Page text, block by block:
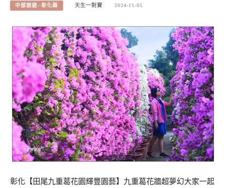
中部旅遊--彰化縣 天生一對寶 2024-11-05
彰化【田尾九重葛花園輝豐園藝】九重葛花牆超夢幻大家一起